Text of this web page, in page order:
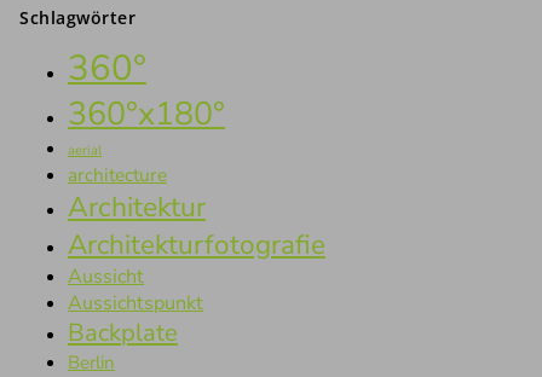
Schlagwörter
360°
360°x180°
aerial
architecture
Architektur
Architekturfotografie
Aussicht
Aussichtspunkt
Backplate
Berlin